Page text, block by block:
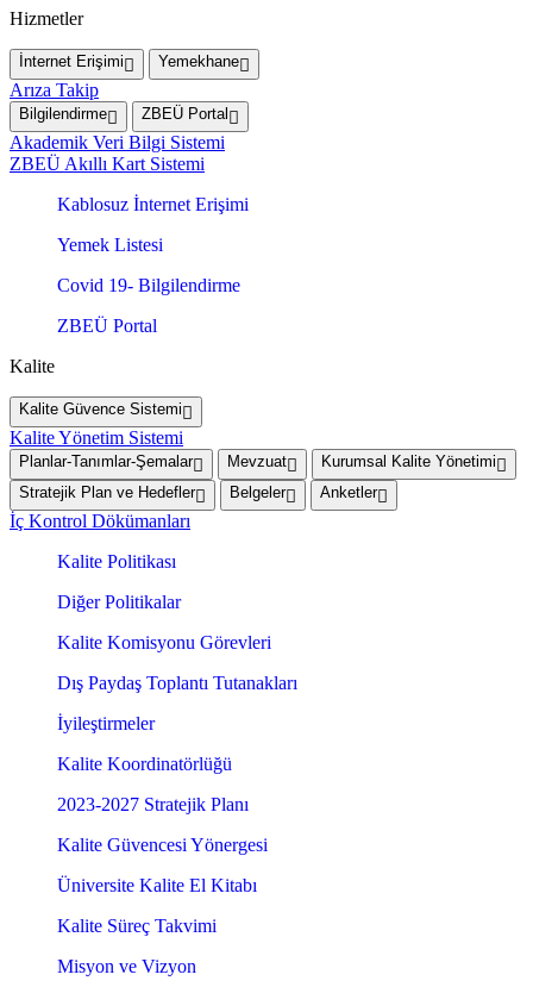
Hizmetler
İnternet Erişimi Yemekhane
Arıza Takip
Bilgilendirme ZBEÜ Portal
Akademik Veri Bilgi Sistemi
ZBEÜ Akıllı Kart Sistemi
Kablosuz İnternet Erişimi
Yemek Listesi
Covid 19- Bilgilendirme
ZBEÜ Portal
Kalite
Kalite Güvence Sistemi
Kalite Yönetim Sistemi
Planlar-Tanımlar-Şemalar Mevzuat
Kurumsal Kalite Yönetimi
Stratejik Plan ve Hedefler
Belgeler Anketler
İç Kontrol Dökümanları
Kalite Politikası
Diğer Politikalar
Kalite Komisyonu Görevleri
Dış Paydaş Toplantı Tutanakları
İyileştirmeler
Kalite Koordinatörlüğü
2023-2027 Stratejik Planı
Kalite Güvencesi Yönergesi
Üniversite Kalite El Kitabı
Kalite Süreç Takvimi
Misyon ve Vizyon